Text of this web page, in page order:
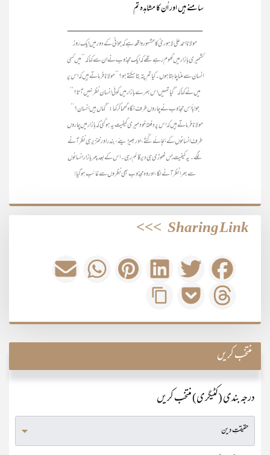
سامنے ہیں اور اُن کا مشاہدہ تم
____________________________
مولانا احمد علی لاہوریؒ کا مشہور واقعہ ہے کہ جوانی کے دور میں ایک روز
کشمیری بازار میں گھوم رہے تھے کہ ایک مجذوب نے ان سے کہاکہ ’’میں کسی
انسان سے ملنا چاہتا ہوں۔ کیا تم پتہ بتا سکتے ہو؟‘‘ مولانا فرماتے ہیں کہ اس پر
میں نے کہا کہ ’’کیا تمہیں اس بھرے بازار میں کوئی انسان نظر نہیں آتا؟‘‘
جواباََ اس مجذوب نے چاروں طرف نگاہ گھما کر کہا: ’’کہاں ہیں انسان؟‘‘
مولانا فرماتے ہیں کہ اس پر دفعتہََ خود میری کیفیت یہ ہو گئی کہ بازار میں چاروں
طرف انسانوں کے بجائے کُتّے ، اور بھیڑیئے، بندر اور خنزیر ہی نظر آنے
لگے۔ یہ کیفیت بس ٹھوڑی ہی دیر قائم رہی۔ اس کے بعد پھر بازار انسانوں
سے بھرا نظر آنے لگا، اور وہ مجذوب بھی نظروں سے غائب ہو گیا!
Sharing Link
>>>
منتخب کریں
درجہ بندی (کٹیگری) منتخب کریں